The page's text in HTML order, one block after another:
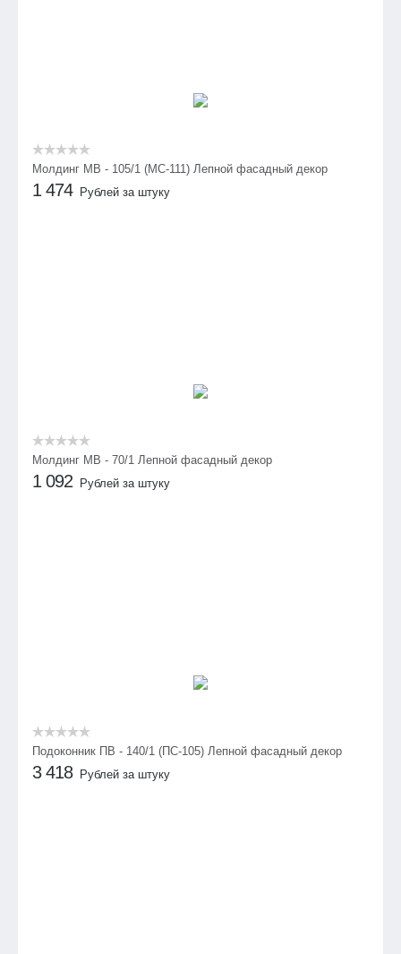
Молдинг МВ - 105/1 (МС-111) Лепной фасадный декор
1 474 Рублей за штуку
Молдинг МВ - 70/1 Лепной фасадный декор
1 092 Рублей за штуку
Подоконник ПВ - 140/1 (ПС-105) Лепной фасадный декор
3 418 Рублей за штуку